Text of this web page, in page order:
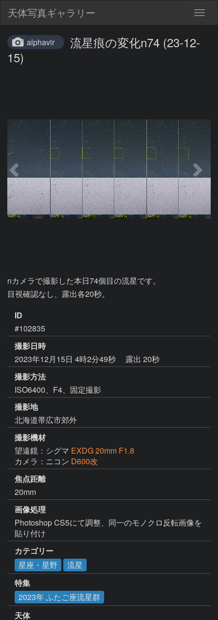
天体写真ギャラリー
alphavir
流星痕の変化n74 (23-12-
15)
nカメラで撮影した本日74個目の流星です。
目視確認なし、露出各20秒。
ID
#102835
撮影日時
2023年12月15日 4時2分49秒
露出 20秒
撮影方法
ISO6400、F4、固定撮影
撮影地
北海道帯広市郊外
撮影機材
望遠鏡：シグマ EXDG 20mm F1.8
カメラ：ニコン D600改
焦点距離
20mm
画像処理
Photoshop CS5にて調整、同一のモノクロ反転画像を
貼り付け
カテゴリー
星座・星野
流星
特集
2023年 ふたご座流星群
天体